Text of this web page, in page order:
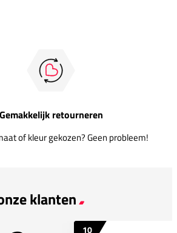
Gemakkelijk retourneren
of kleur gekozen? Geen probleem!
klanten
10